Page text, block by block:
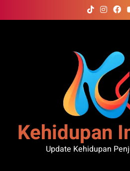
to
Kehidupan
Update Kehidupan